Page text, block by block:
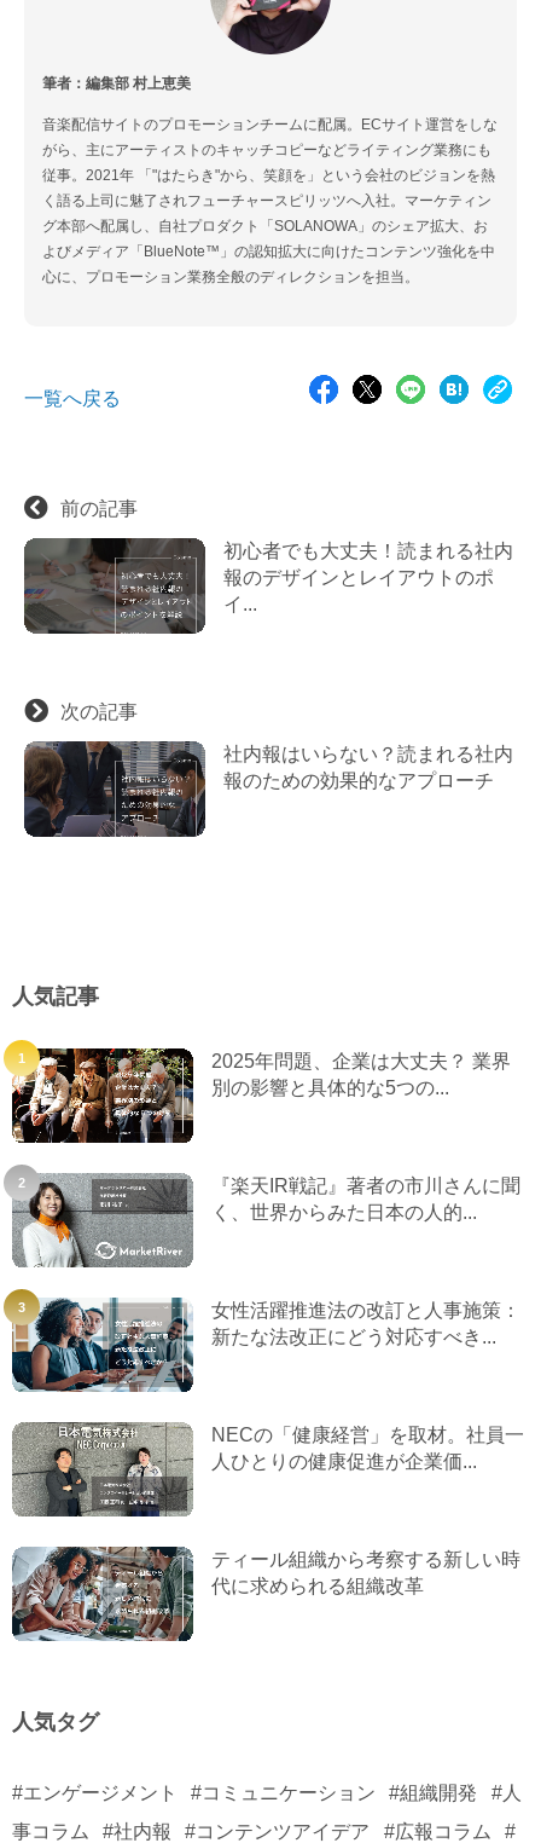
筆者：編集部 村上恵美
音楽配信サイトのプロモーションチームに配属。ECサイト運営をしな
がら、主にアーティストのキャッチコピーなどライティング業務にも
従事。2021年 「"はたらき"から、笑顔を」という会社のビジョンを熱
く語る上司に魅了されフューチャースピリッツへ入社。マーケティン
グ本部へ配属し、自社プロダクト「SOLANOWA」のシェア拡大、お
よびメディア「BlueNote™」の認知拡大に向けたコンテンツ強化を中
心に、プロモーション業務全般のディレクションを担当。
一覧へ戻る
前の記事
初心者でも大丈夫！読まれる社内
報のデザインとレイアウトのポ
イ...
次の記事
社内報はいらない？読まれる社内
報のための効果的なアプローチ
人気記事
2025年問題、企業は大丈夫？ 業界
別の影響と具体的な5つの...
『楽天IR戦記』著者の市川さんに聞
く、世界からみた日本の人的...
女性活躍推進法の改訂と人事施策：
新たな法改正にどう対応すべき...
NECの「健康経営」を取材。社員一
人ひとりの健康促進が企業価...
ティール組織から考察する新しい時
代に求められる組織改革
人気タグ
#エンゲージメント #コミュニケーション #組織開発
#人
事コラム
#社内報 #コンテンツアイデア #広報コラム
#